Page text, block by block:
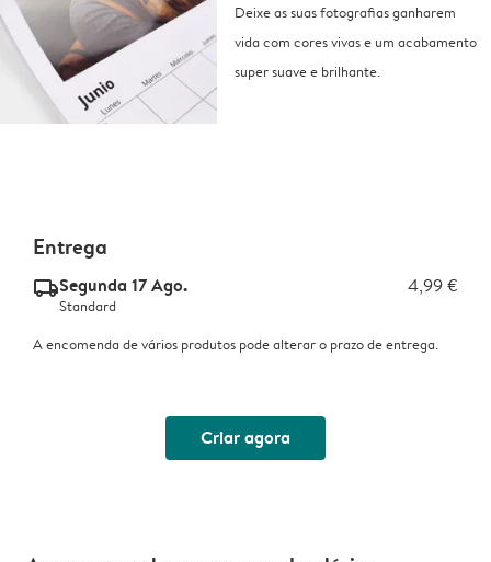
Deixe as suas fotografias ganharem
vida com cores vivas e um acabamento
super suave e brilhante.
Entrega
delivery_standard_v2Segunda 17 Ago. 4,99 €
Standard
A encomenda de vários produtos pode alterar o prazo de entrega.
Criar agora